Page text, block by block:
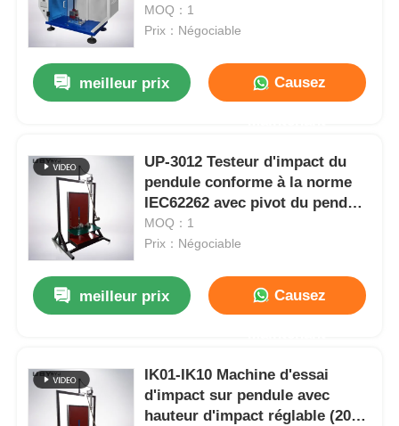
ISO179 avec énergie de pendule
1J, 2.75J, 5.5J et vitesse
MOQ：1
Prix：Négociable
meilleur prix Causez
UP-3012 Testeur d'impact du
pendule conforme à la norme
IEC62262 avec pivot du pendule
sans frottement et hauteur
d'impact réglable
MOQ：1
Prix：Négociable
meilleur prix Causez
IK01-IK10 Machine d'essai
d'impact sur pendule avec
hauteur d'impact réglable (200-